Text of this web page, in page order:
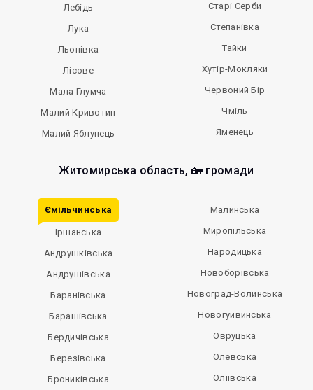
Лебідь
Лука
Льонівка
Лісове
Мала Глумча
Малий Кривотин
Малий Яблунець
Старі Серби
Степанівка
Тайки
Хутір-Мокляки
Червоний Бір
Чміль
Яменець
Житомирська область, 🏡 громади
Ємільчинська
Іршанська
Андрушківська
Андрушівська
Баранівська
Барашівська
Бердичівська
Березівська
Брониківська
Малинська
Миропільська
Народицька
Новоборівська
Новоград-Волинська
Новогуйвинська
Овруцька
Олевська
Оліївська